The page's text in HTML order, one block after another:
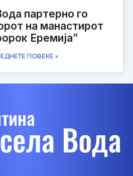
партерно го
на манастирот
Еремијa”
ПОВЕЌЕ »